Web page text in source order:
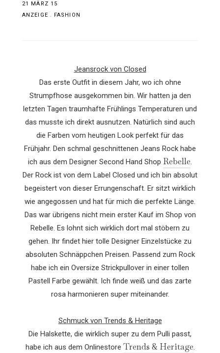
21 MÄRZ 15
ANZEIGE . FASHION
Jeansrock von Closed
Das erste Outfit in diesem Jahr, wo ich ohne
Strumpfhose ausgekommen bin. Wir hatten ja den
letzten Tagen traumhafte Frühlings Temperaturen und
das musste ich direkt ausnutzen. Natürlich sind auch
die Farben vom heutigen Look perfekt für das
Frühjahr. Den schmal geschnittenen Jeans Rock habe
ich aus dem Designer Second Hand Shop Rebelle.
Der Rock ist von dem Label Closed und ich bin absolut
begeistert von dieser Errungenschaft. Er sitzt wirklich
wie angegossen und hat für mich die perfekte Länge.
Das war übrigens nicht mein erster Kauf im Shop von
Rebelle. Es lohnt sich wirklich dort mal stöbern zu
gehen. Ihr findet hier tolle Designer Einzelstücke zu
absoluten Schnäppchen Preisen. Passend zum Rock
habe ich ein Oversize Strickpullover in einer tollen
Pastell Farbe gewählt. Ich finde weiß und das zarte
rosa harmonieren super miteinander.
Schmuck von Trends & Heritage
Die Halskette, die wirklich super zu dem Pulli passt,
habe ich aus dem Onlinestore Trends & Heritage.